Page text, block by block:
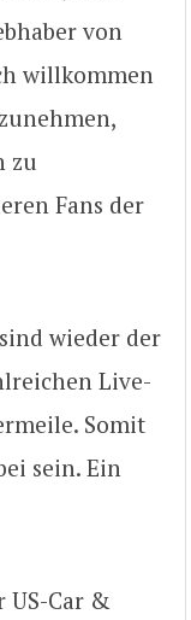
von
willkommen
zu
Fans der
wieder der
Live-
Somit
sein. Ein
US-Car &